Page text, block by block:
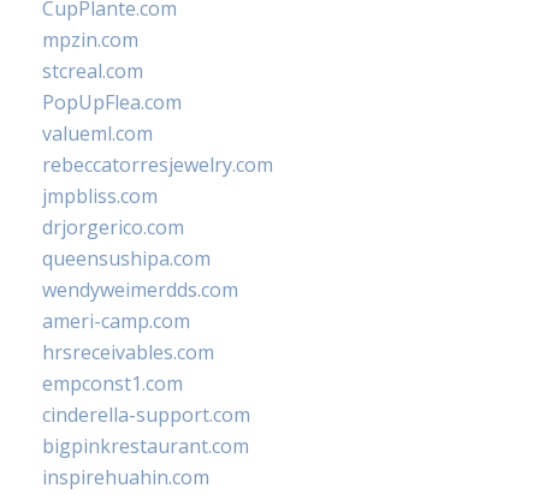
CupPlante.com
mpzin.com
stcreal.com
PopUpFlea.com
valueml.com
rebeccatorresjewelry.com
jmpbliss.com
drjorgerico.com
queensushipa.com
wendyweimerdds.com
ameri-camp.com
hrsreceivables.com
empconst1.com
cinderella-support.com
bigpinkrestaurant.com
inspirehuahin.com